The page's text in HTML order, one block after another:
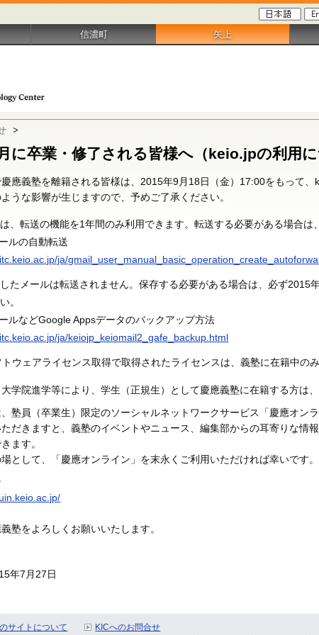
>
に卒業・修了される皆様へ（keio.jpの利用に
應義塾を離籍される皆様は、2015年9月18日（金）17:00をもって
うな影響が生じますので、予めご了承ください。
、転送の機能を1年間のみ利用できます。転送する必要がある場合
ルの自動転送
ja/
たメールは転送されません。保存する必要がある場合は、必ず
。
ルなどGoogle Appsデータのバックアップ方法
ja/keiojp_keiomail2_gafe_backup.html
ウェアライセンス取得で取得されたライセンスは、義塾に在籍中の
学院進学等により、学生（正規生）として慶應義塾に在籍する方は
塾員（卒業生）限定のソーシャルネットワークサービス「慶應オン
ただきますと、義塾のイベントやニュース、編集部からの耳寄りな
ます。
として、「慶應オンライン」を末永くご利用いただければ幸いです。
塾をよろしくお願いいたします。
年7月27日
サイトについて KICへのお問合せ
信濃町 矢上